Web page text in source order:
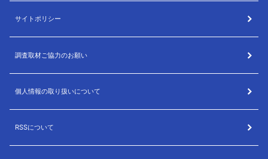
サイトポリシー
調査取材ご協力のお願い
個人情報の取り扱いについて
RSSについて